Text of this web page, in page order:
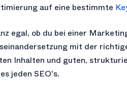
auf eine bestimmte
egal, ob du bei einer
mit der
Inhalten und guten,
jeden SEO's.